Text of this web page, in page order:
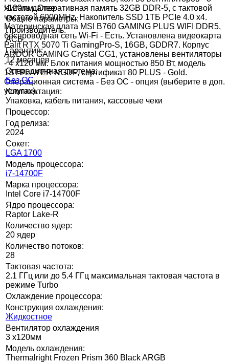
x120мм. Оперативная память 32GB DDR-5, с тактовой
частотой 6000MHz. Накопитель SSD 1ТБ PCIe 4.0 x4.
Материнская плата MSI B760 GAMING PLUS WIFI DDR5,
беспроводная сеть Wi-Fi - Есть. Установлена видеокарта
Palit RTX 5070 Ti GamingPro-S, 16GB, GDDR7. Корпус
ARDOR GAMING Crystal CG1, установлены вентиляторы
- 4 х120 мм. Блок питания мощностью 850 Вт, модель
1STPLAYER NGDP, сертификат 80 PLUS - Gold.
Операционная система - Без ОС - опция (выберите в доп.
услугах).
Читать далее
Общие параметры:
Производитель:
АСБ
Гарантия:
12 месяцев
Операционная система:
Без ОС
Комплектация:
Упаковка, кабель питания, кассовые чеки
Процессор:
Год релиза:
2024
Сокет:
LGA 1700
Модель процессора:
i7-14700F
Марка процессора:
Intel Core i7-14700F
Ядро процессора:
Raptor Lake-R
Количество ядер:
20 ядер
Количество потоков:
28
Тактовая частота:
2.1 ГГц или до 5.4 ГГц максимальная тактовая частота в
режиме Turbo
Охлаждение процессора:
Конструкция охлаждения:
Жидкостное
Вентилятор охлаждения
3 x120мм
Модель охлаждения:
Thermalright Frozen Prism 360 Black ARGB